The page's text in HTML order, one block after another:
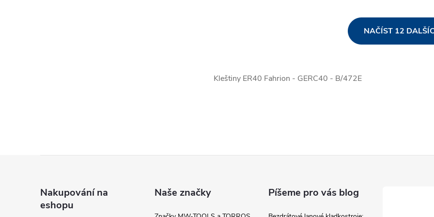
á
NAČÍST 12
Kleštiny ER40 Fahrion - GERC40 - B/472E
Nakupování na
eshopu
Naše značky Píšeme pro vás blog